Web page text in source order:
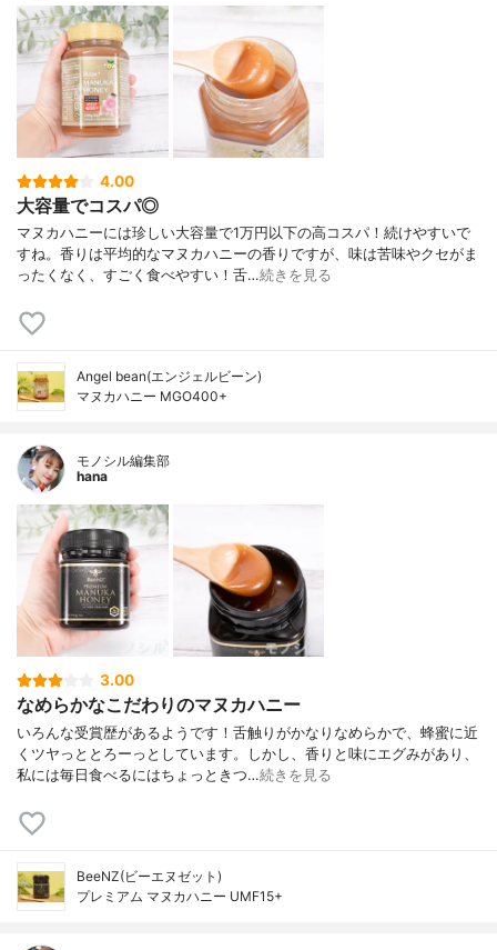
4.00
大容量でコスパ◎
マヌカハニーには珍しい大容量で1万円以下の高コスパ！続けやすいで
すね。香りは平均的なマヌカハニーの香りですが、味は苦味やクセがま
ったくなく、すごく食べやすい！舌…続きを見る
Angel bean(エンジェルビーン)
マヌカハニー MGO400+
モノシル編集部
hana
3.00
なめらかなこだわりのマヌカハニー
いろんな受賞歴があるようです！舌触りがかなりなめらかで、蜂蜜に近
くツヤっととろーっとしています。しかし、香りと味にエグみがあり、
私には毎日食べるにはちょっときつ…続きを見る
BeeNZ(ビーエヌゼット)
プレミアム マヌカハニー UMF15+